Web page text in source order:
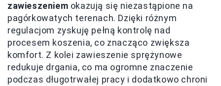
zawieszeniem okazują się niezastąpione na
pagórkowatych terenach. Dzięki różnym
regulacjom zyskuję pełną kontrolę nad
procesem koszenia, co znacząco zwiększa
komfort. Z kolei zawieszenie sprężynowe
redukuje drgania, co ma ogromne znaczenie
podczas długotrwałej pracy i dodatkowo chroni